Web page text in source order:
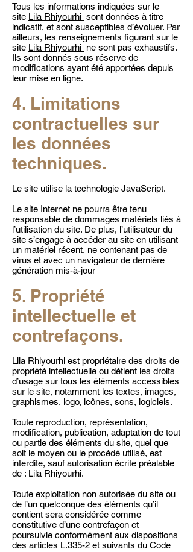
Tous les informations indiquées sur le
site Lila Rhiyourhi sont données à titre
indicatif, et sont susceptibles d’évoluer. Par
ailleurs, les renseignements figurant sur le
site Lila Rhiyourhi ne sont pas exhaustifs.
Ils sont donnés sous réserve de
modifications ayant été apportées depuis
leur mise en ligne.
4. Limitations
contractuelles sur
les données
techniques.
Le site utilise la technologie JavaScript.
Le site Internet ne pourra être tenu
responsable de dommages matériels liés à
l’utilisation du site. De plus, l’utilisateur du
site s’engage à accéder au site en utilisant
un matériel récent, ne contenant pas de
virus et avec un navigateur de dernière
génération mis-à-jour
5. Propriété
intellectuelle et
contrefaçons.
Lila Rhiyourhi est propriétaire des droits de
propriété intellectuelle ou détient les droits
d’usage sur tous les éléments accessibles
sur le site, notamment les textes, images,
graphismes, logo, icônes, sons, logiciels.
Toute reproduction, représentation,
modification, publication, adaptation de tout
ou partie des éléments du site, quel que
soit le moyen ou le procédé utilisé, est
interdite, sauf autorisation écrite préalable
de : Lila Rhiyourhi.
Toute exploitation non autorisée du site ou
de l’un quelconque des éléments qu’il
contient sera considérée comme
constitutive d’une contrefaçon et
poursuivie conformément aux dispositions
des articles L.335-2 et suivants du Code